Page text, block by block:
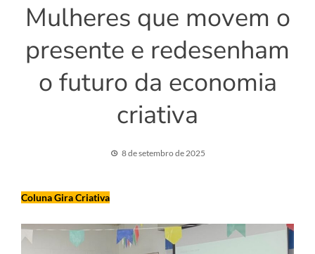
Mulheres que movem o
presente e redesenham
o futuro da economia
criativa
8 de setembro de 2025
Coluna Gira Criativa